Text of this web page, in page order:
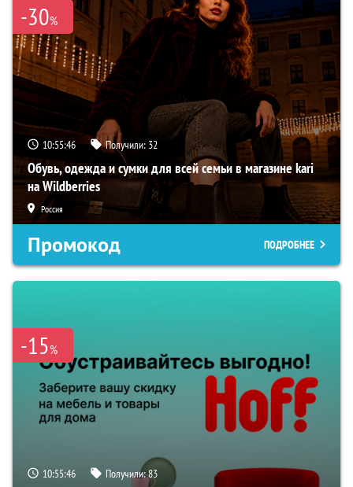
-30%
10:55:45 Получили: 32
Обувь, одежда и сумки для всей семьи в магазине kari
на Wildberries
Россия
Промокод ПОДРОБНЕЕ
-15%
10:55:45 Получили:83